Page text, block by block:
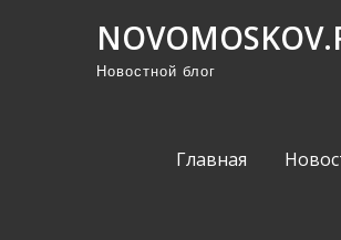
Новостной блог
Главная